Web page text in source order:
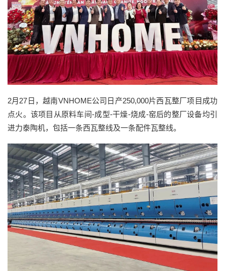
2月27日，越南VNHOME公司日产250,000片西瓦整厂项目成功
点火。该项目从原料车间-成型-干燥-烧成-窑后的整厂设备均引
进力泰陶机，包括一条西瓦整线及一条配件瓦整线。